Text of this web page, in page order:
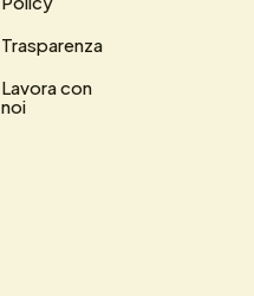
Trasparenza
Lavora con
noi